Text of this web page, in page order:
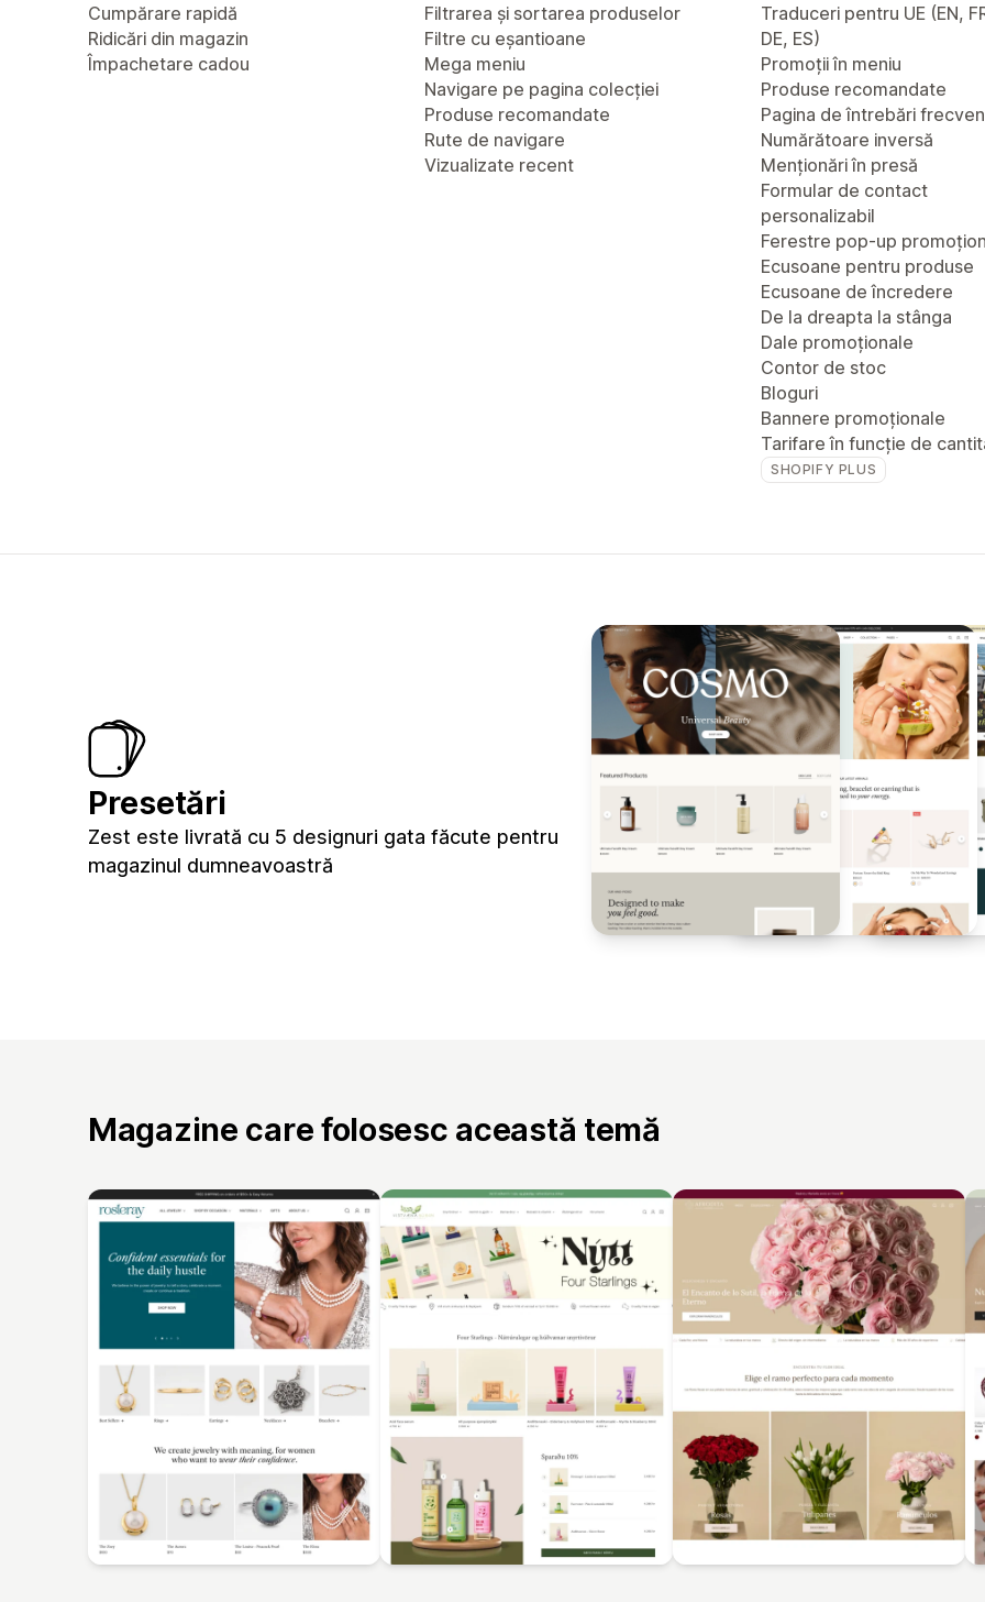
Cumpărare rapidă
Ridicări din magazin
Împachetare cadou
Filtrarea și sortarea produselor
Filtre cu eșantioane
Mega meniu
Navigare pe pagina colecției
Produse recomandate
Rute de navigare
Vizualizate recent
Traduceri pentru UE (EN,
DE, ES)
Promoții în meniu
Produse recomandate
Pagina de întrebări
Numărătoare inversă
Menționări în presă
Formular de contact
personalizabil
Ferestre pop-up
Ecusoane pentru produse
Ecusoane de încredere
De la dreapta la stânga
Dale promoționale
Contor de stoc
Bloguri
Bannere promoționale
Tarifare în funcție de
SHOPIFY PLUS
Presetări
Zest este livrată cu 5 designuri gata făcute pentru
magazinul dumneavoastră
Magazine care folosesc această temă